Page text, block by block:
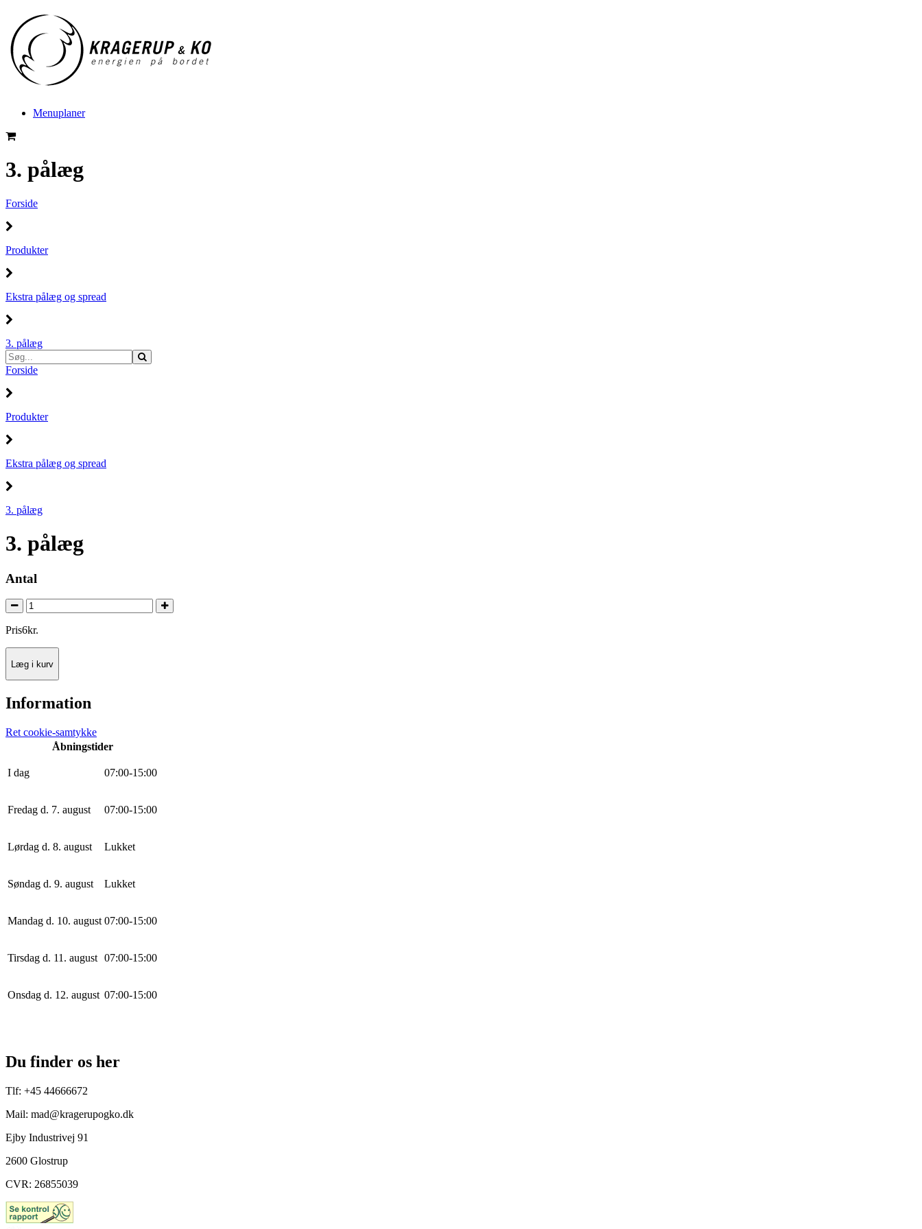
Menuplaner
3. pålæg
Forside
Produkter
Ekstra pålæg og spread
3. pålæg
Forside
Produkter
Ekstra pålæg og spread
3. pålæg
3. pålæg
Antal
Pris6kr.
Læg i kurv
Information
Ret cookie-samtykke
Åbningstider
I dag 07:00-15:00
Fredag d. 7. august 07:00-15:00
Lørdag d. 8. august Lukket
Søndag d. 9. august Lukket
Mandag d. 10. august 07:00-15:00
Tirsdag d. 11. august 07:00-15:00
Onsdag d. 12. august 07:00-15:00
Du finder os her
Tlf: +45 44666672
Mail: mad@kragerupogko.dk
Ejby Industrivej 91
2600 Glostrup
CVR: 26855039